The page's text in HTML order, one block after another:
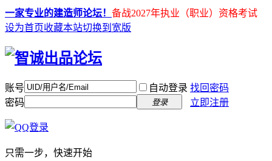
一家专业的建造师论坛！ 备战2027年执业（职业）资格考试
设为首页收藏本站切换到宽版
账号 自动登录 找回密码
密码
登录 立即注册
只需一步，快速开始